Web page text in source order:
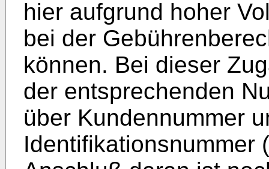
hier aufgrund hoher
bei der
können. Bei dieser
der entsprechenden
über Kundennummer
Identifikationsnummer